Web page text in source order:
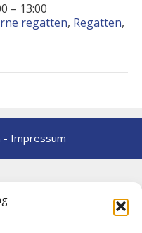
– 13:00
regatten, Regatten,
- Impressum